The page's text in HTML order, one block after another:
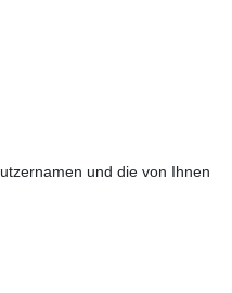
und die von Ihnen